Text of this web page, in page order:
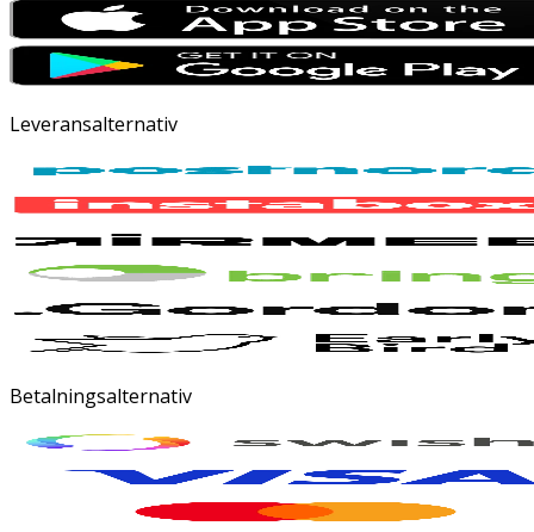
Leveransalternativ
Betalningsalternativ